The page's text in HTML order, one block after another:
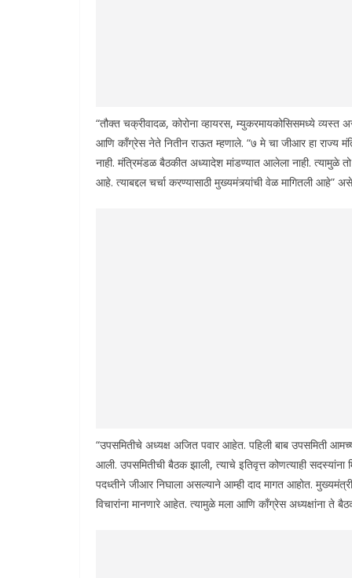
“तौक्त चक्रीवादळ, कोरोना व्हायरस, म्युकरमायकोसिसमध्ये
आणि काँग्रेस नेते नितीन राऊत म्हणाले. “७ मे चा जीआर हा राज्य
नाही. मंत्रिमंडळ बैठकीत अध्यादेश मांडण्यात आलेला नाही. त्यामुळे
आहे. त्याबद्दल चर्चा करण्यासाठी मुख्यमंत्र्यांची वेळ मागितली आहे”
“उपसमितीचे अध्यक्ष अजित पवार आहेत. पहिली बाब उपसमिती
आली. उपसमितीची बैठक झाली, त्याचे इतिवृत्त कोणत्याही
पदध्तीने जीआर निघाला असल्याने आम्ही दाद मागत आहोत.
विचारांना मानणारे आहेत. त्यामुळे मला आणि काँग्रेस अध्यक्षांना ते